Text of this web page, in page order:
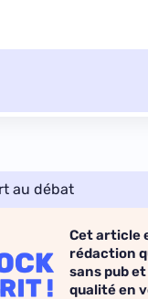
au débat
Cet article
rédaction
sans pub
qualité en